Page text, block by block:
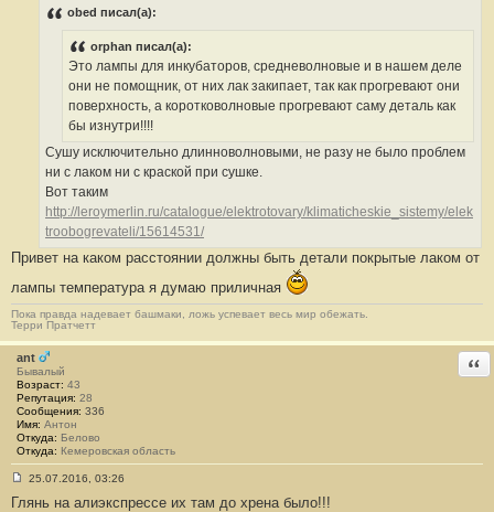
obed писал(а):
orphan писал(а):
Это лампы для инкубаторов, средневолновые и в нашем деле
они не помощник, от них лак закипает, так как прогревают они
поверхность, а коротковолновые прогревают саму деталь как
бы изнутри!!!!
Сушу исключительно длинноволновыми, не разу не было проблем
ни с лаком ни с краской при сушке.
Вот таким
http://leroymerlin.ru/catalogue/elektrotovary/klimaticheskie_sistemy/elek
troobogrevateli/15614531/
Привет на каком расстоянии должны быть детали покрытые лаком от
лампы температура я думаю приличная
Пока правда надевает башмаки, ложь успевает весь мир обежать.
Терри Пратчетт
ant
Бывалый
Возраст: 43
Репутация: 28
Сообщения: 336
Имя: Антон
Откуда: Белово
Откуда: Кемеровская область
о
25.07.2016, 03:26
Глянь на алиэкспрессе их там до хрена было!!!